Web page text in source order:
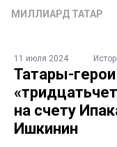
МИЛЛИАРД ТАТАР
11 июля 2024
Татары-
на счету
Ишкинин